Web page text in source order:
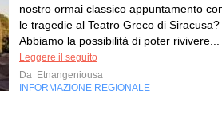
nostro ormai classico appuntamento
le tragedie al Teatro Greco di Siracusa?
Abbiamo la possibilità di poter rivivere...
Leggere il seguito
Da Etnangeniousa
INFORMAZIONE REGIONALE